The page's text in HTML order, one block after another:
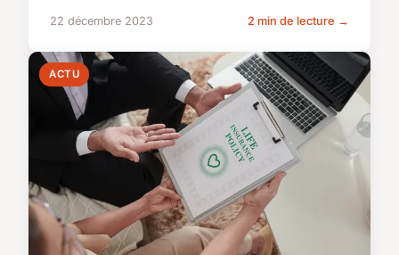
22 décembre 2023 2 min de lecture →
ACTU